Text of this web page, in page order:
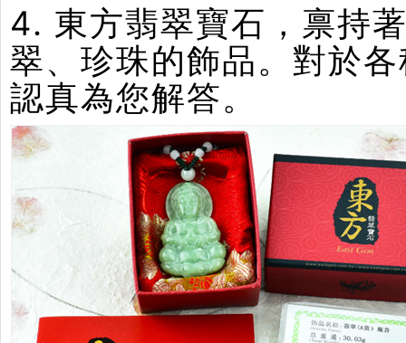
4. 東方翡翠寶石，禀持
翠、珍珠的飾品。對於
認真為您解答。